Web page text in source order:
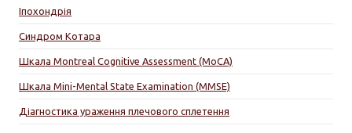
Іпохондрія
Синдром Котара
Шкала Montreal Cognitive Assessment (MoCA)
Шкала Mini-Mental State Examination (MMSE)
Діагностика ураження плечового сплетення